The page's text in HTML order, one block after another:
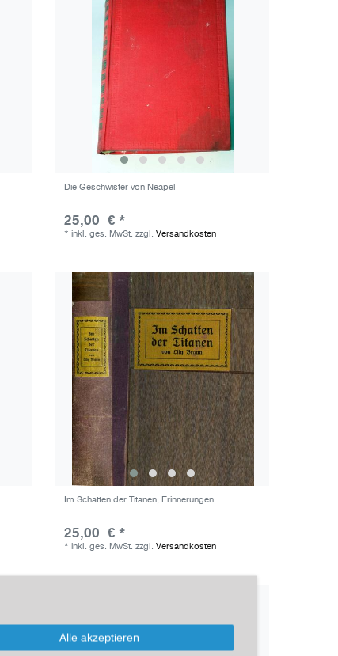
Die Geschwister von Neapel
25,00 € *
*inkl. ges. MwSt. zzgl.Versandkosten
Im Schatten der Titanen, Erinnerungen
25,00 € *
*inkl. ges. MwSt. zzgl.Versandkosten
Alle akzeptieren